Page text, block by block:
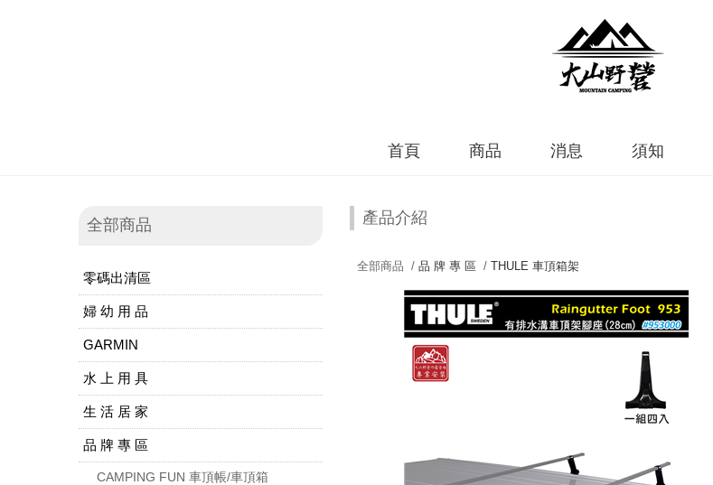
首頁 商品 消息 須知
全部商品
零碼出清區
婦 幼 用 品
GARMIN
水 上 用 具
生 活 居 家
品 牌 專 區
CAMPING FUN 車頂帳/車頂箱
產品介紹
全部商品 / 品 牌 專 區/ THULE 車頂箱架